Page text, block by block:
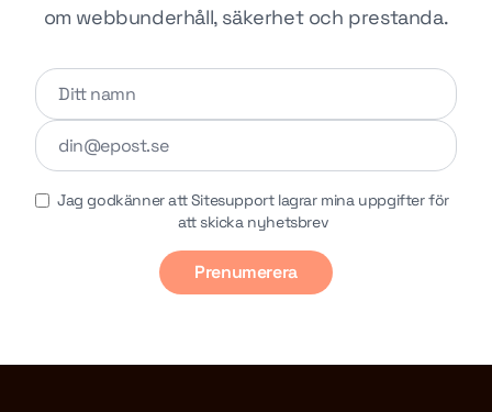
om webbunderhåll, säkerhet och prestanda.
Lämna detta fält tomt
Jag godkänner att Sitesupport lagrar mina uppgifter för
att skicka nyhetsbrev
Prenumerera